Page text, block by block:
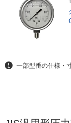
指針が動か
圧力
導入
一部型番の仕様・